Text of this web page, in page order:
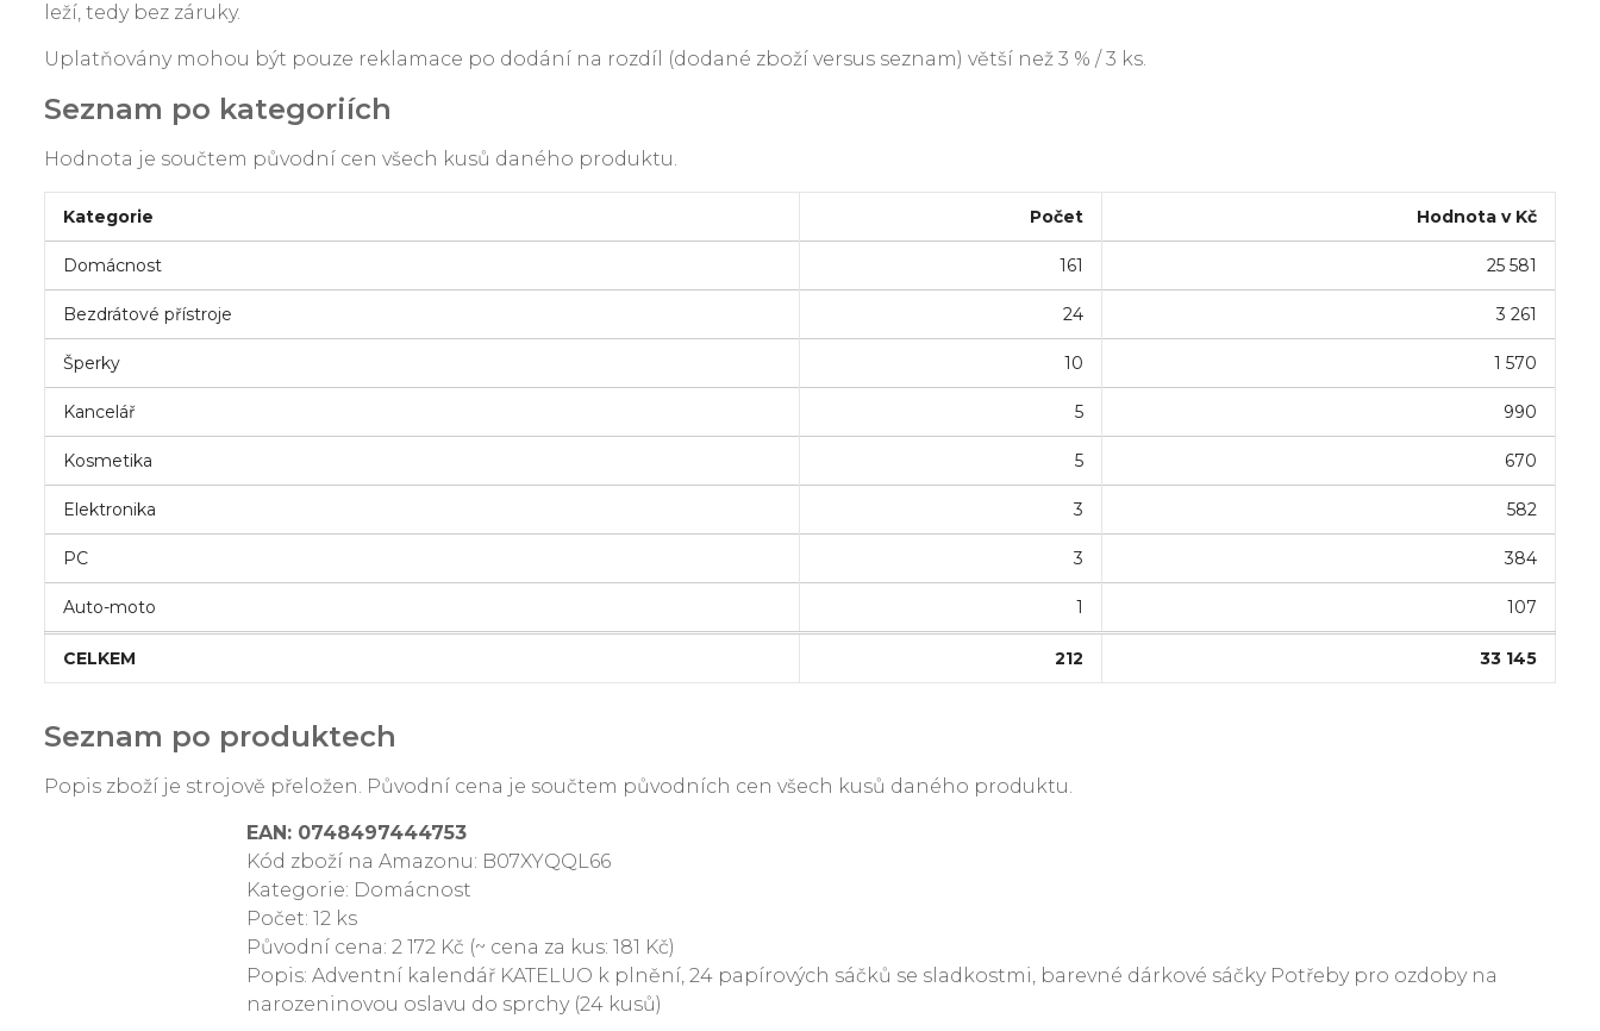
leží, tedy bez záruky.
Uplatňovány mohou být pouze reklamace po dodání na rozdíl (dodané zboží versus seznam) větší než 3 % / 3 ks.
Seznam po kategoriích
Hodnota je součtem původní cen všech kusů daného produktu.
Kategorie Počet Hodnota v Kč
Domácnost 161 25 581
Bezdrátové přístroje 24 3 261
Šperky 10 1 570
Kancelář 5 990
Kosmetika 5 670
Elektronika 3 582
PC 3 384
Auto-moto 1 107
CELKEM 212 33 145
Seznam po produktech
Popis zboží je strojově přeložen. Původní cena je součtem původních cen všech kusů daného produktu.
EAN: 0748497444753
Kód zboží na Amazonu: B07XYQQL66
Kategorie: Domácnost
Počet: 12 ks
Původní cena: 2 172 Kč (~ cena za kus: 181 Kč)
Popis: Adventní kalendář KATELUO k plnění, 24 papírových sáčků se sladkostmi, barevné dárkové sáčky Potřeby pro ozdoby na
narozeninovou oslavu do sprchy (24 kusů)